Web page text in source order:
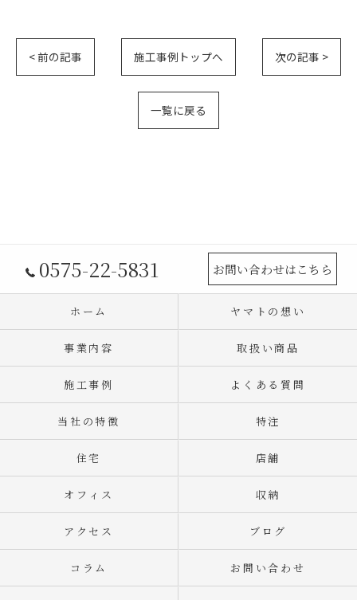
< 前の記事 施工事例トップへ 次の記事 >
一覧に戻る
0575-22-5831 お問い合わせはこちら
ホーム ヤマトの想い
事業内容 取扱い商品
施工事例 よくある質問
当社の特徴 特注
住宅 店舗
オフィス 収納
アクセス ブログ
コラム お問い合わせ